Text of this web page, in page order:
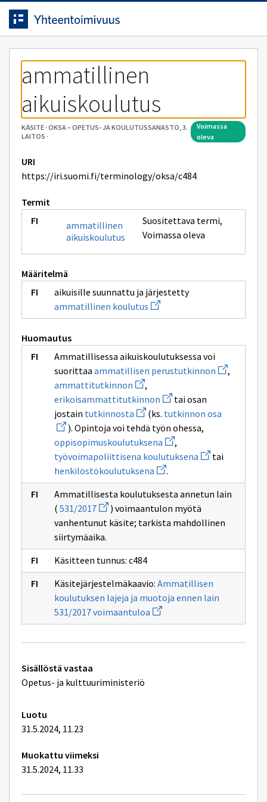
Siirrytty
sivulle
Siirry suoraan sisältöön.
ammatillinen
aikuiskoulutus
KÄSITE· OKSA – OPETUS- JA KOULUTUSSANASTO, 3.
LAITOS ·
voimassa
oleva
URI
https://iri.suomi.fi/terminology/oksa/c484
Termit
ammatillinen
aikuiskoulutus
Suositettava termi,
Voimassa oleva
Määritelmä
aikuisille suunnattu ja järjestetty
ammatillinen koulutus Avaa
uuden
ikkunan
koulutus
Huomautus
Ammatillisessa aikuiskoulutuksessa voi
suorittaa ammatillisen perustutkinnon Avaa
uuden
,
ammattitutkinnon Avaa
uuden
ikkunan
sivulle
ammattitutkinnon
,
erikoisammattitutkinnon Avaa
uuden
ikkunan
sivulle
erikoisammattitutkinnon
tai osan
jostain tutkinnosta Avaa
uuden
ikkunan
sivulle
tutkinnosta
(ks. tutkinnon osa
osa
). Opintoja voi tehdä työn ohessa,
oppisopimuskoulutuksena Avaa
uuden
ikkunan
sivulle
,
työvoimapoliittisena koulutuksena Avaa
uuden
sivulle
koulutuksena
tai
henkilöstökoulutuksena Avaa
uuden
ikkunan
sivulle
henkilöstökoulutuksena
.
Ammatillisesta koulutuksesta annetun lain
( 531/2017Avaa
uuden
ikkunan
sivulle
531/2017
) voimaantulon myötä
vanhentunut käsite; tarkista mahdollinen
siirtymäaika.
Käsitteen tunnus: c484
Käsitejärjestelmäkaavio: Ammatillisen
koulutuksen lajeja ja muotoja ennen lain
531/2017 voimaantuloa Avaa
uuden
ikkunan
Tekniset
lisätiedot
Sisällöstä vastaa
Opetus- ja kulttuuriministeriö
Luotu
31.5.2024, 11.23
Muokattu viimeksi
31.5.2024, 11.33